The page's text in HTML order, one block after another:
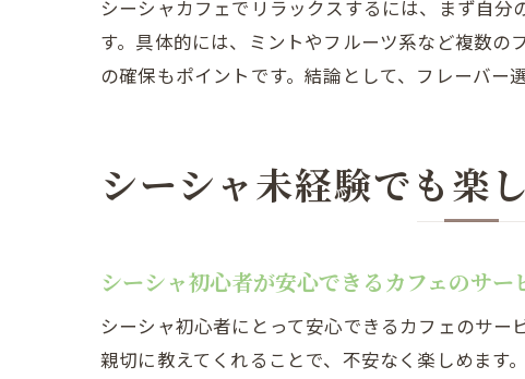
シーシャカフェでリラックスするには、まず自
す。具体的には、ミントやフルーツ系など複数
の確保もポイントです。結論として、フレーバー
シーシャ未経験でも楽
シーシャ初心者が安心できるカフェのサー
シーシャ初心者にとって安心できるカフェのサ
親切に教えてくれることで、不安なく楽しめます